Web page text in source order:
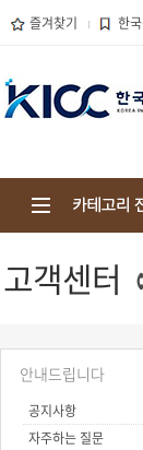
즐겨찾기 한
고객센터
안내드립니다
공지사항
자주하는 질문